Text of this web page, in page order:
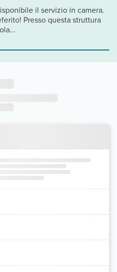
il servizio in camera.
Presso questa struttura